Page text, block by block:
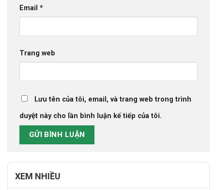
Email *
Trang web
Lưu tên của tôi, email, và trang web trong trình
duyệt này cho lần bình luận kế tiếp của tôi.
XEM NHIỀU